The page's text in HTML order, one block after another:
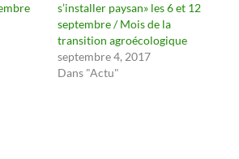
s’installer paysan» les 6 et 12
septembre / Mois de la
transition agroécologique
septembre 4, 2017
Dans "Actu"